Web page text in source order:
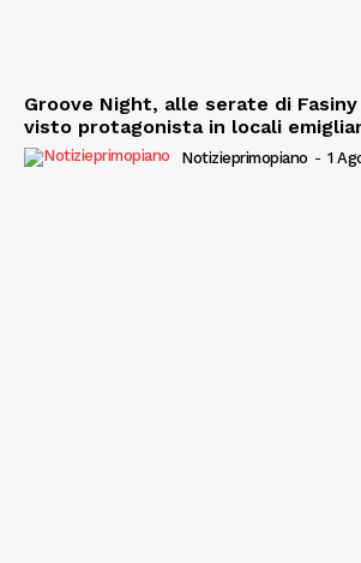
Groove Night, alle serate di
visto protagonista in locali
Notizieprimopiano - 1